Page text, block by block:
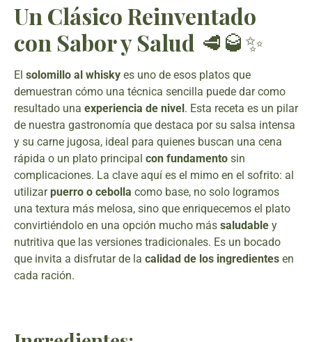
Un Clásico Reinventado
con Sabor y Salud 🥩🥃✨
El solomillo al whisky es uno de esos platos que
demuestran cómo una técnica sencilla puede dar como
resultado una experiencia de nivel . Esta receta es un pilar
de nuestra gastronomía que destaca por su salsa intensa
y su carne jugosa, ideal para quienes buscan una cena
rápida o un plato principal con fundamento sin
complicaciones. La clave aquí es el mimo en el sofrito: al
utilizarpuerro o cebolla como base, no solo logramos
una textura más melosa, sino que enriquecemos el plato
convirtiéndolo en una opción mucho más saludable y
nutritiva que las versiones tradicionales. Es un bocado
que invita a disfrutar de la calidad de los ingredientes en
cada ración.